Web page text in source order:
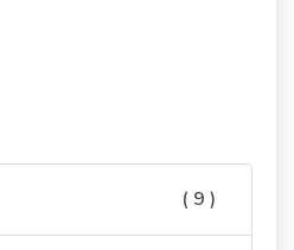
( 9 )